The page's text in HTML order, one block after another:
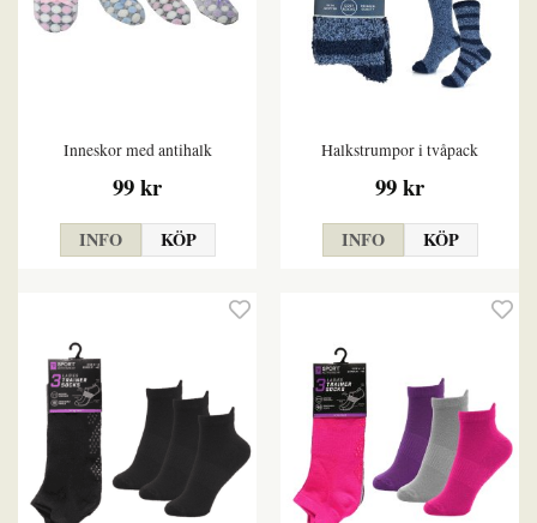
Inneskor med antihalk
99 kr
INFO KÖP
Halkstrumpor i tvåpack
99 kr
INFO KÖP